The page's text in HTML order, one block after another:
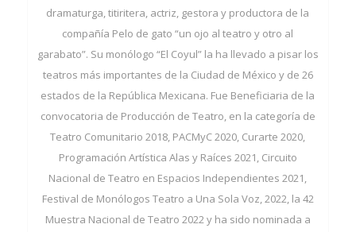
dramaturga, titiritera, actriz, gestora y productora de la
compañía Pelo de gato “un ojo al teatro y otro al
garabato”. Su monólogo “El Coyul” la ha llevado a pisar los
teatros más importantes de la Ciudad de México y de 26
estados de la República Mexicana. Fue Beneficiaria de la
convocatoria de Producción de Teatro, en la categoría de
Teatro Comunitario 2018, PACMyC 2020, Curarte 2020,
Programación Artística Alas y Raíces 2021, Circuito
Nacional de Teatro en Espacios Independientes 2021,
Festival de Monólogos Teatro a Una Sola Voz, 2022, la 42
Muestra Nacional de Teatro 2022 y ha sido nominada a